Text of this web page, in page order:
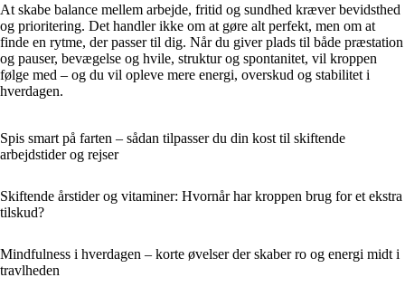
At skabe balance mellem arbejde, fritid og sundhed kræver bevidsthed
og prioritering. Det handler ikke om at gøre alt perfekt, men om at
finde en rytme, der passer til dig. Når du giver plads til både præstation
og pauser, bevægelse og hvile, struktur og spontanitet, vil kroppen
følge med – og du vil opleve mere energi, overskud og stabilitet i
hverdagen.
Spis smart på farten – sådan tilpasser du din kost til skiftende
arbejdstider og rejser
Skiftende årstider og vitaminer: Hvornår har kroppen brug for et ekstra
tilskud?
Mindfulness i hverdagen – korte øvelser der skaber ro og energi midt i
travlheden